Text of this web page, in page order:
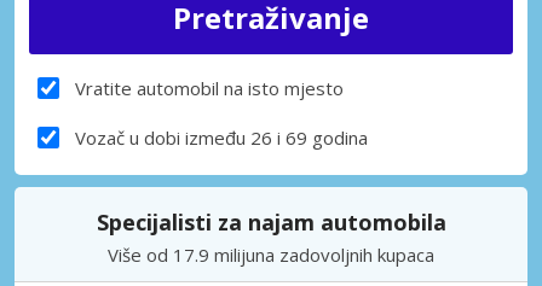
Vratite automobil na isto mjesto
Vozač u dobi između 26 i 69 godina
Specijalisti za najam automobila
Više od 17.9 milijuna zadovoljnih kupaca